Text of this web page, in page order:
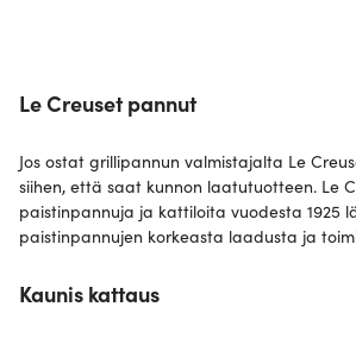
Le Creuset pannut
Jos ostat grillipannun valmistajalta Le
siihen, että saat kunnon laatutuotteen. Le
paistinpannuja ja kattiloita vuodesta 1925
paistinpannujen korkeasta laadusta ja
Kaunis kattaus